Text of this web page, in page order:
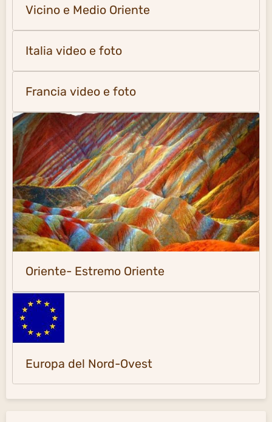
Vicino e Medio Oriente
Italia video e foto
Francia video e foto
Oriente- Estremo Oriente
Europa del Nord-Ovest